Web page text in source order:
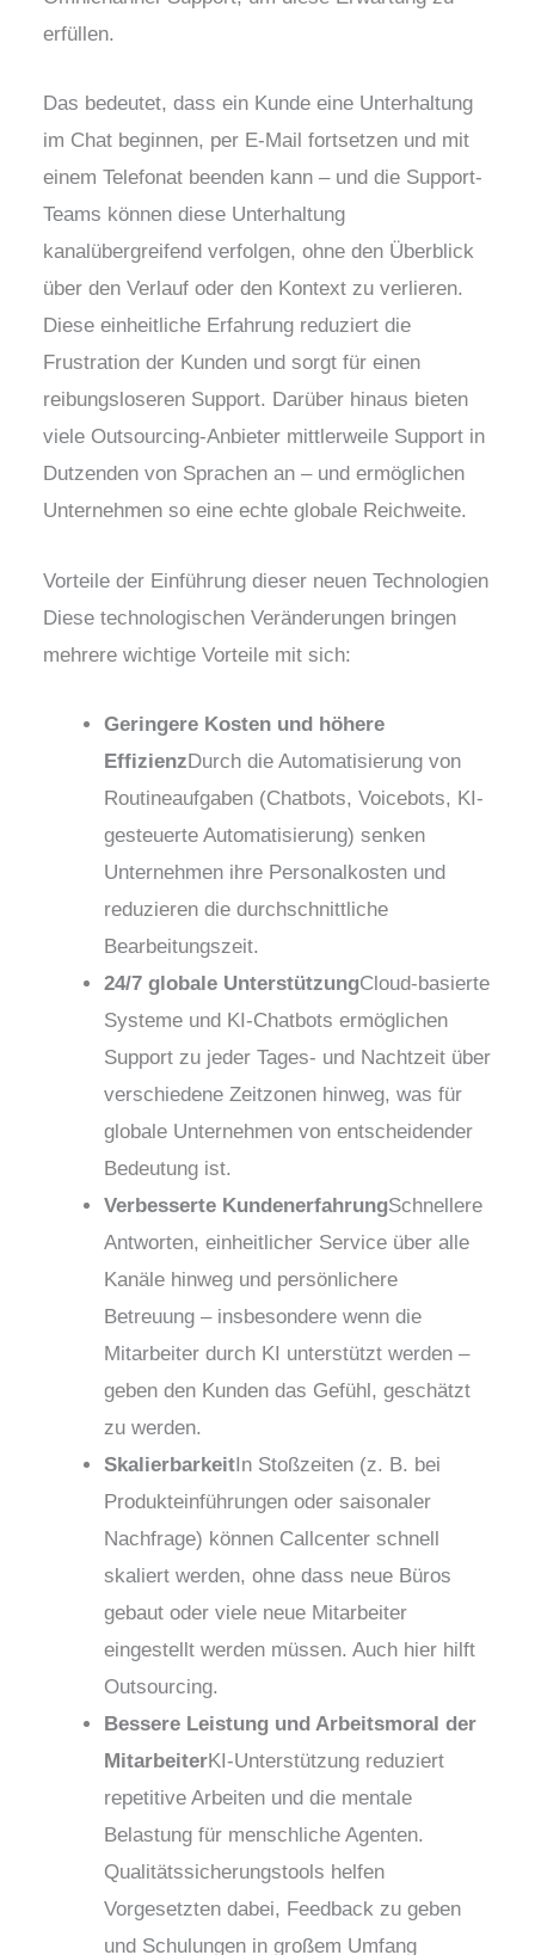
erfüllen.
Das bedeutet, dass ein Kunde eine Unterhaltung
im Chat beginnen, per E-Mail fortsetzen und mit
einem Telefonat beenden kann – und die Support-
Teams können diese Unterhaltung
kanalübergreifend verfolgen, ohne den Überblick
über den Verlauf oder den Kontext zu verlieren.
Diese einheitliche Erfahrung reduziert die
Frustration der Kunden und sorgt für einen
reibungsloseren Support. Darüber hinaus bieten
viele Outsourcing-Anbieter mittlerweile Support in
Dutzenden von Sprachen an – und ermöglichen
Unternehmen so eine echte globale Reichweite.
Vorteile der Einführung dieser neuen Technologien
Diese technologischen Veränderungen bringen
mehrere wichtige Vorteile mit sich:
Geringere Kosten und höhere
EffizienzDurch die Automatisierung von
Routineaufgaben (Chatbots, Voicebots, KI-
gesteuerte Automatisierung) senken
Unternehmen ihre Personalkosten und
reduzieren die durchschnittliche
Bearbeitungszeit.
24/7 globale UnterstützungCloud-basierte
Systeme und KI-Chatbots ermöglichen
Support zu jeder Tages- und Nachtzeit über
verschiedene Zeitzonen hinweg, was für
globale Unternehmen von entscheidender
Bedeutung ist.
Verbesserte KundenerfahrungSchnellere
Antworten, einheitlicher Service über alle
Kanäle hinweg und persönlichere
Betreuung – insbesondere wenn die
Mitarbeiter durch KI unterstützt werden –
geben den Kunden das Gefühl, geschätzt
zu werden.
SkalierbarkeitIn Stoßzeiten (z. B. bei
Produkteinführungen oder saisonaler
Nachfrage) können Callcenter schnell
skaliert werden, ohne dass neue Büros
gebaut oder viele neue Mitarbeiter
eingestellt werden müssen. Auch hier hilft
Outsourcing.
Bessere Leistung und Arbeitsmoral der
MitarbeiterKI-Unterstützung reduziert
repetitive Arbeiten und die mentale
Belastung für menschliche Agenten.
Qualitätssicherungstools helfen
Vorgesetzten dabei, Feedback zu geben
und Schulungen in großem Umfang